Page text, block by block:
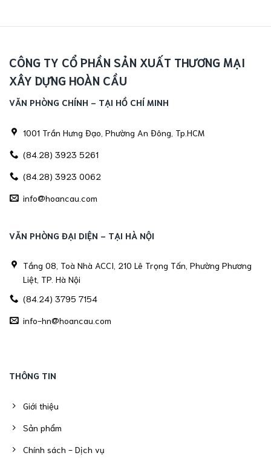
CÔNG TY CỔ PHẦN SẢN XUẤT THƯƠNG MẠI
XÂY DỰNG HOÀN CẦU
VĂN PHÒNG CHÍNH - TẠI HỒ CHÍ MINH
1001 Trần Hưng Đạo, Phường An Đông, Tp.HCM
(84.28) 3923 5261
(84.28) 3923 0062
info@hoancau.com
VĂN PHÒNG ĐẠI DIỆN - TẠI HÀ NỘI
Tầng 08, Toà Nhà ACCI, 210 Lê Trọng Tấn, Phường Phương
Liệt, TP. Hà Nội
(84.24) 3795 7154
info-hn@hoancau.com
THÔNG TIN
Giới thiệu
Sản phẩm
Chính sách - Dịch vụ